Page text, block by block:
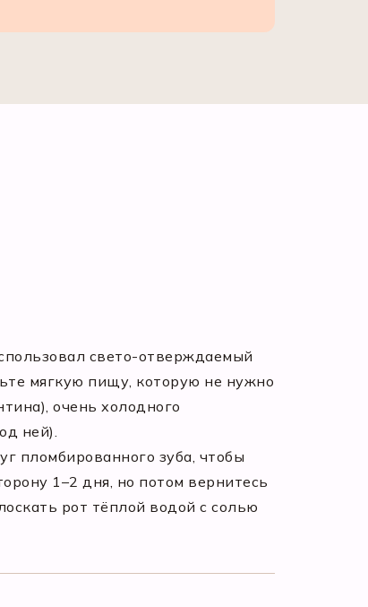
свето-отверждаемый
мягкую пищу, которую не нужно
очень холодного
ней).
пломбированного зуба, чтобы
1–2 дня, но потом вернитесь
рот тёплой водой с солью